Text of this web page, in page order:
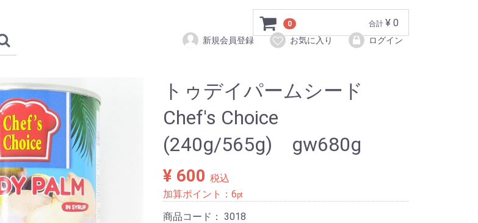
0 合計 ¥ 0
新規会員登録 お気に入り ログイン
トゥデイパームシード
Chef's Choice
(240g/565g) gw680g
¥ 600 税込
加算ポイント： 6pt
商品コード： 3018